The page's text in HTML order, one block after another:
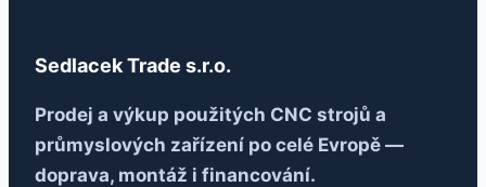
Sedlacek Trade s.r.o.
Prodej a výkup použitých CNC strojů a
průmyslových zařízení po celé Evropě —
doprava, montáž i financování.